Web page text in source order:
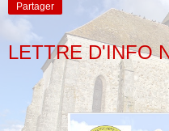
Partager
LETTRE D'INFO